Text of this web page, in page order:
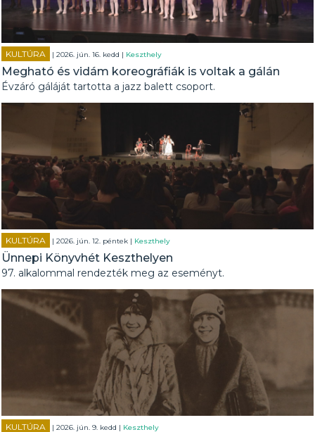
KULTÚRA | 2026. jún. 16. kedd | Keszthely
Megható és vidám koreográfiák is voltak a gálán
Évzáró gáláját tartotta a jazz balett csoport.
KULTÚRA | 2026. jún. 12. péntek | Keszthely
Ünnepi Könyvhét Keszthelyen
97. alkalommal rendezték meg az eseményt.
KULTÚRA | 2026. jún. 9. kedd | Keszthely